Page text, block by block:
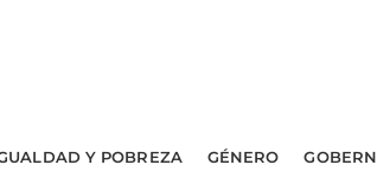
Y POBREZA GÉNERO